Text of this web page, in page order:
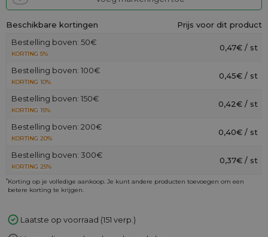
Beschikbare kortingen
Prijs voor dit product
Bestelling boven: 50€
KORTING 5%
0,47€ / st
Bestelling boven: 100€
KORTING 10%
0,45€ / st
Bestelling boven: 150€
KORTING 15%
0,42€ / st
Bestelling boven: 200€
KORTING 20%
0,40€ / st
Bestelling boven: 300€
KORTING 25%
0,37€ / st
*Korting op je volledige aankoop. Je kunt andere producten toevoegen om een
betere korting te krijgen.
Laatste op voorraad (151 verp.)